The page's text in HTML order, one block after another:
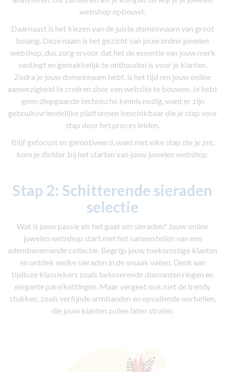
webshop opbouwt.
Daarnaast is het kiezen van de juiste domeinnaam van groot
belang. Deze naam is het gezicht van jouw online juwelen
webshop, dus zorg ervoor dat het de essentie van jouw merk
vastlegt en gemakkelijk te onthouden is voor je klanten.
Zodra je jouw domeinnaam hebt, is het tijd om jouw online
aanwezigheid te creëren door een website te bouwen. Je hebt
geen diepgaande technische kennis nodig, want er zijn
gebruiksvriendelijke platformen beschikbaar die je stap voor
stap door het proces leiden.
Blijf gefocust en gemotiveerd, want met elke stap die je zet,
kom je dichter bij het starten van jouw juwelen webshop.
Stap 2: Schitterende sieraden
selectie
Wat is jouw passie als het gaat om sieraden? Jouw online
juwelen webshop start met het samenstellen van een
adembenemende collectie. Begrijp jouw toekomstige klanten
en ontdek welke sieraden in de smaak vallen. Denk aan
tijdloze klassiekers zoals betoverende diamanten ringen en
elegante parelkettingen. Maar vergeet ook niet de trendy
stukken, zoals verfijnde armbanden en opvallende oorbellen,
die jouw klanten zullen laten stralen.